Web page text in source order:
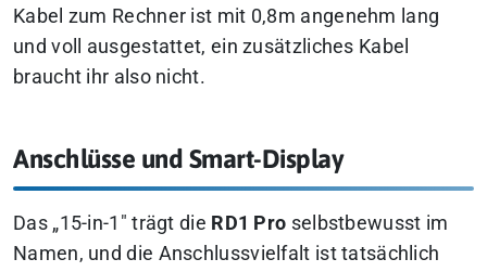
Kabel zum Rechner ist mit 0,8m angenehm lang
und voll ausgestattet, ein zusätzliches Kabel
braucht ihr also nicht.
Anschlüsse und Smart-Display
Das „15-in-1″ trägt die RD1 Pro selbstbewusst im
Namen, und die Anschlussvielfalt ist tatsächlich